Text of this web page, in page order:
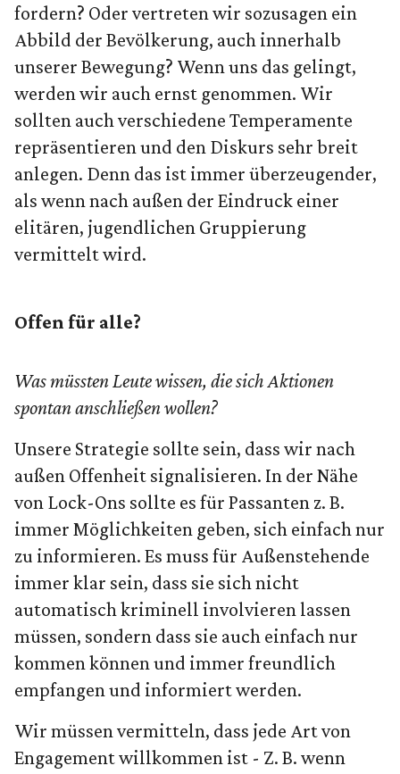
fordern? Oder vertreten wir sozusagen ein
Abbild der Bevölkerung, auch innerhalb
unserer Bewegung? Wenn uns das gelingt,
werden wir auch ernst genommen. Wir
sollten auch verschiedene Temperamente
repräsentieren und den Diskurs sehr breit
anlegen. Denn das ist immer überzeugender,
als wenn nach außen der Eindruck einer
elitären, jugendlichen Gruppierung
vermittelt wird.
Offen für alle?
Was müssten Leute wissen, die sich Aktionen
spontan anschließen wollen?
Unsere Strategie sollte sein, dass wir nach
außen Offenheit signalisieren. In der Nähe
von Lock-Ons sollte es für Passanten z. B.
immer Möglichkeiten geben, sich einfach nur
zu informieren. Es muss für Außenstehende
immer klar sein, dass sie sich nicht
automatisch kriminell involvieren lassen
müssen, sondern dass sie auch einfach nur
kommen können und immer freundlich
empfangen und informiert werden.
Wir müssen vermitteln, dass jede Art von
Engagement willkommen ist - Z. B. wenn